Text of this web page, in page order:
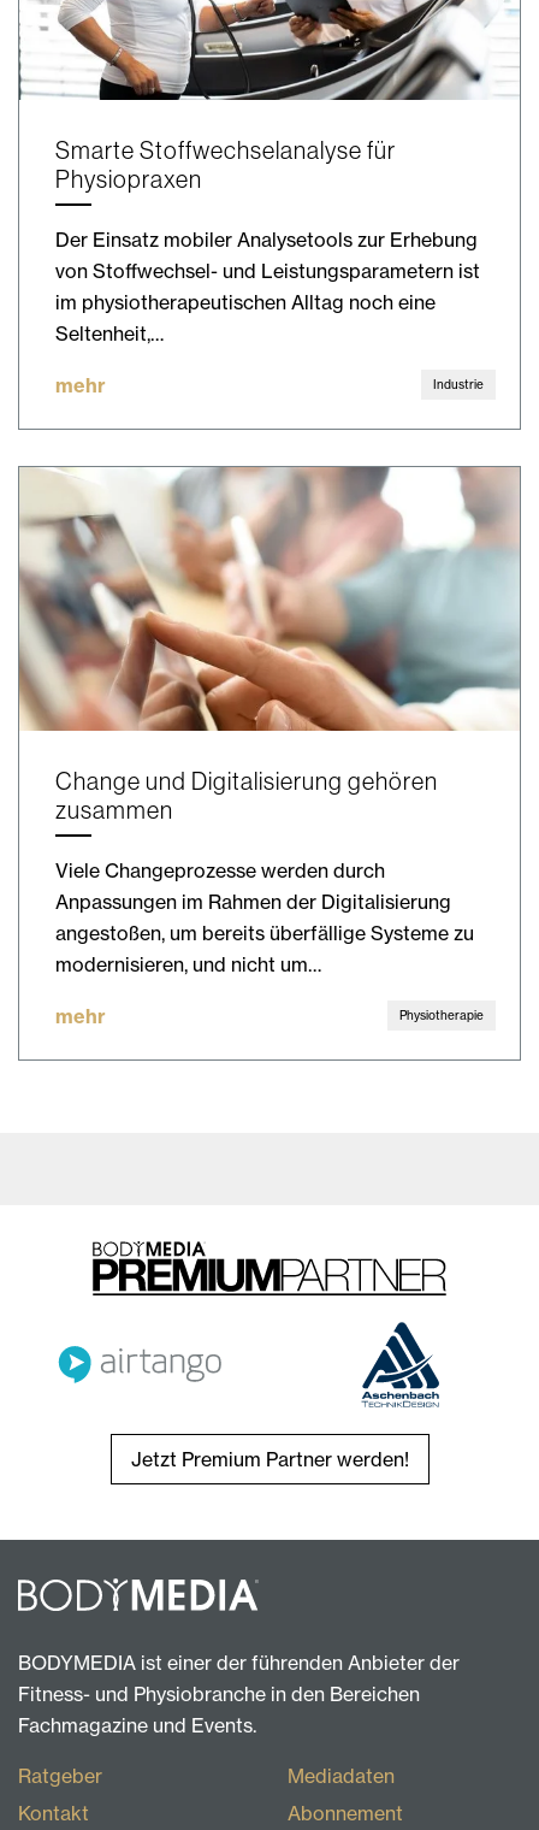
Smarte Stoffwechselanalyse für
Physiopraxen
Der Einsatz mobiler Analysetools zur Erhebung
von Stoffwechsel- und Leistungsparametern ist
im physiotherapeutischen Alltag noch eine
Seltenheit,…
mehr Industrie
Change und Digitalisierung gehören
zusammen
Viele Changeprozesse werden durch
Anpassungen im Rahmen der Digitalisierung
angestoßen, um bereits überfällige Systeme zu
modernisieren, und nicht um…
mehr Physiotherapie
Jetzt Premium Partner werden!
BODYMEDIA ist einer der führenden Anbieter der
Fitness- und Physiobranche in den Bereichen
Fachmagazine und Events.
Ratgeber
Kontakt
Mediadaten
Abonnement